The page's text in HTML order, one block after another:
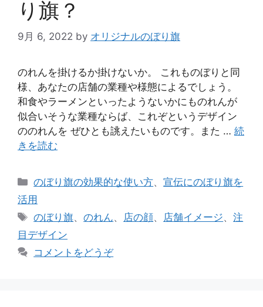
り旗？
9月 6, 2022 by オリジナルのぼり旗
のれんを掛けるか掛けないか。 これものぼりと同
様、あなたの店舗の業種や様態によるでしょう。
和食やラーメンといったようないかにものれんが
似合いそうな業種ならば、これぞというデザイン
ののれんを ぜひとも誂えたいものです。また … 続
きを読む
カ
テ
リ
ー
のぼり旗の効果的な使い方、宣伝にのぼり旗を
活用
タ
グ
のぼり旗、のれん、 店の顔、 店舗イメージ、注
目デザイン
コメントをどうぞ